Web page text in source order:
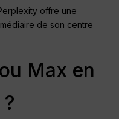
offre une
de son centre
Max en